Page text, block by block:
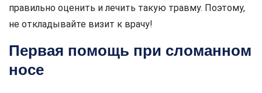
правильно оценить и лечить такую травму. Поэтому,
не откладывайте визит к врачу!
Первая помощь при сломанном
носе